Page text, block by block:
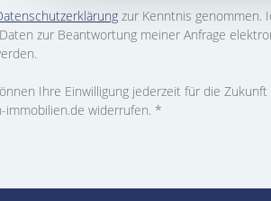
zur Kenntnis genommen.
zur Beantwortung meiner Anfrage
Ihre Einwilligung jederzeit für die Zukunft
immobilien.de widerrufen. *